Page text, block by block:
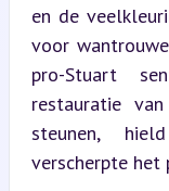
en de
voor
pro-Stuart
restauratie
steunen,
verscherpte